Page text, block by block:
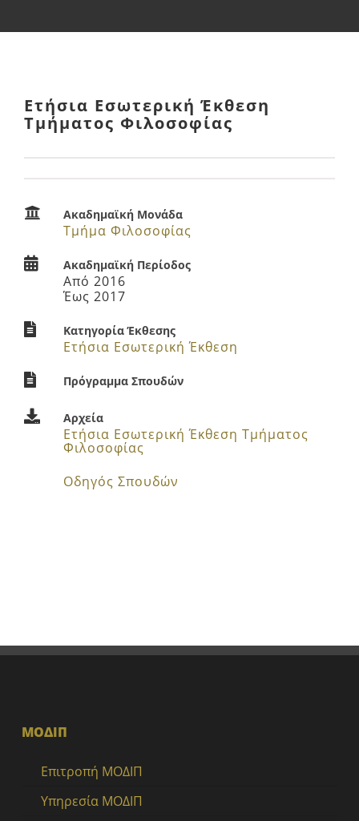
Χρήσιμο Υλικό
Ετήσια Εσωτερική Έκθεση
Τμήματος Φιλοσοφίας
Ακαδημαϊκή Μονάδα
Τμήμα Φιλοσοφίας
Ακαδημαϊκή Περίοδος
Από 2016
Έως 2017
Κατηγορία Έκθεσης
Ετήσια Εσωτερική Έκθεση
Πρόγραμμα Σπουδών
Αρχεία
Ετήσια Εσωτερική Έκθεση Τμήματος
Φιλοσοφίας
Οδηγός Σπουδών
ΜΟΔΙΠ
Επιτροπή ΜΟΔΙΠ
Υπηρεσία ΜΟΔΙΠ